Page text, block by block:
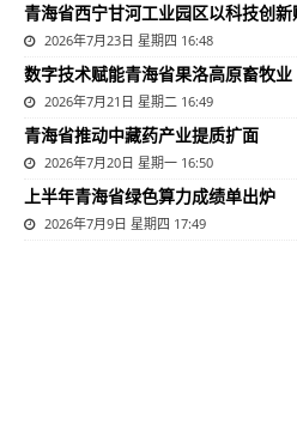
青海省西宁甘河工业园区以科技创
2026年7月23日 星期四 16:48
数字技术赋能青海省果洛高原畜牧业
2026年7月21日 星期二 16:49
青海省推动中藏药产业提质扩面
2026年7月20日 星期一 16:50
上半年青海省绿色算力成绩单出炉
2026年7月9日 星期四 17:49